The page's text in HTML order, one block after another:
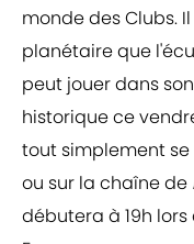
monde des Clubs.
planétaire que
peut jouer dans
historique ce
tout simplement
ou sur la chaîne de
débutera à 19h